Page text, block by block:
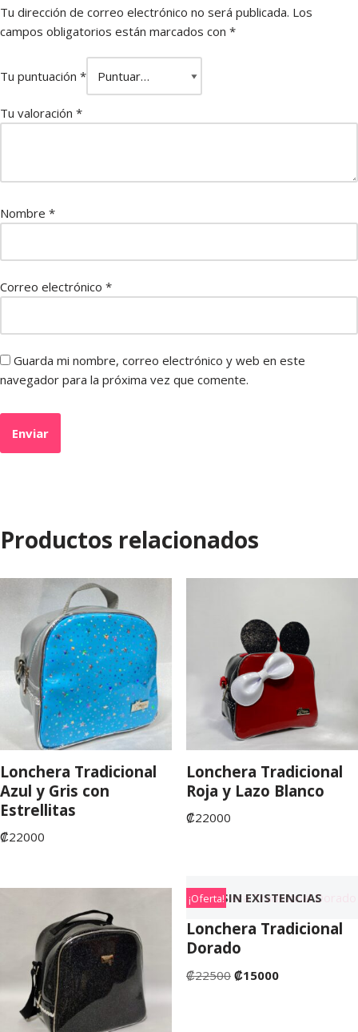
Tu dirección de correo electrónico no será publicada. Los
campos obligatorios están marcados con *
Tu puntuación *
Tu valoración *
Nombre *
Correo electrónico *
Guarda mi nombre, correo electrónico y web en este
navegador para la próxima vez que comente.
Productos relacionados
Lonchera Tradicional
Azul y Gris con
Estrellitas
₡22000
Lonchera Tradicional
Roja y Lazo Blanco
₡22000
SIN EXISTENCIAS
¡Oferta!
Lonchera Tradicional
Dorado
₡22500 ₡15000